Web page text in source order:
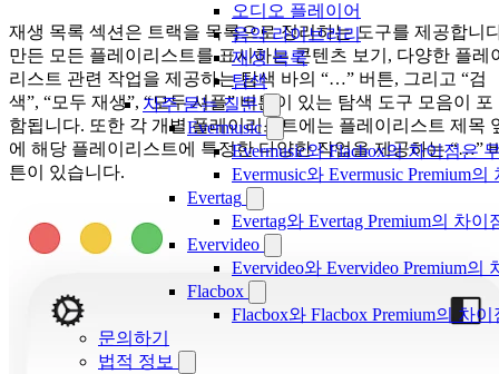
오디오 플레이어
음악 라이브러리
재생 목록
탐색
자주 묻는 질문
Evermusic
Evermusic와 Flacbox의 차이점은
Evermusic와 Evermusic Premium의
Evertag
Evertag와 Evertag Premium의 차
Evervideo
Evervideo와 Evervideo Premium의
Flacbox
Flacbox와 Flacbox Premium의 차
문의하기
법적 정보
재생 목록 섹션은 트랙을 목록으로 정리하는 도구를 제공합니
만든 모든 플레이리스트를 표시하는 콘텐츠 보기, 다양한 플레
리스트 관련 작업을 제공하는 탐색 바의 “…” 버튼, 그리고 “검
색”, “모두 재생”, “모두 셔플” 버튼이 있는 탐색 도구 모음이 포
함됩니다. 또한 각 개별 플레이리스트에는 플레이리스트 제목
에 해당 플레이리스트에 특정한 다양한 작업을 제공하는 “…”
튼이 있습니다.